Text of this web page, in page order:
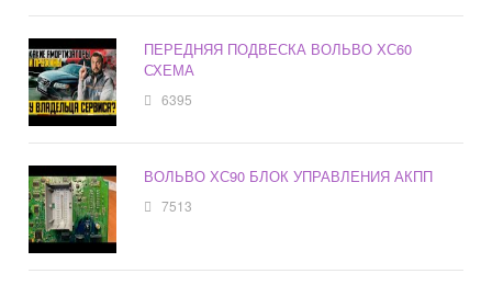
ПЕРЕДНЯЯ ПОДВЕСКА ВОЛЬВО ХС60
СХЕМА
6395
ВОЛЬВО ХС90 БЛОК УПРАВЛЕНИЯ АКПП
7513